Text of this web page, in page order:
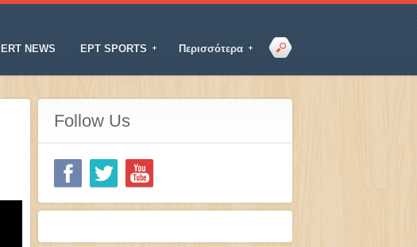
ERT NEWS ΕΡΤ SPORTS Περισσότερα
Follow Us